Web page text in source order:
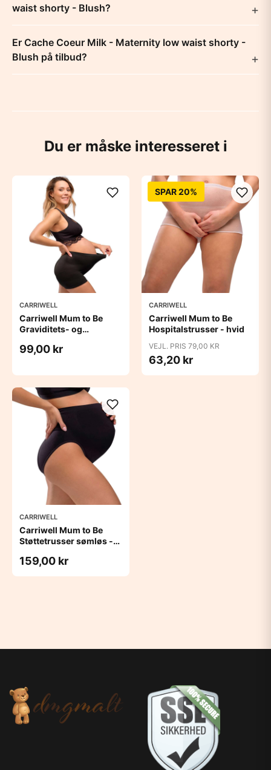
waist shorty - Blush?
Er Cache Coeur Milk - Maternity low waist shorty -
Blush på tilbud?
Du er måske interesseret i
CARRIWELL
Carriwell Mum to Be
Graviditets- og
99,00 kr
SPAR 20%
CARRIWELL
Carriwell Mum to Be
Hospitalstrusser - hvid
VEJL. PRIS 79,00 KR
63,20 kr
CARRIWELL
Carriwell Mum to Be
Støttetrusser sømløs -
159,00 kr